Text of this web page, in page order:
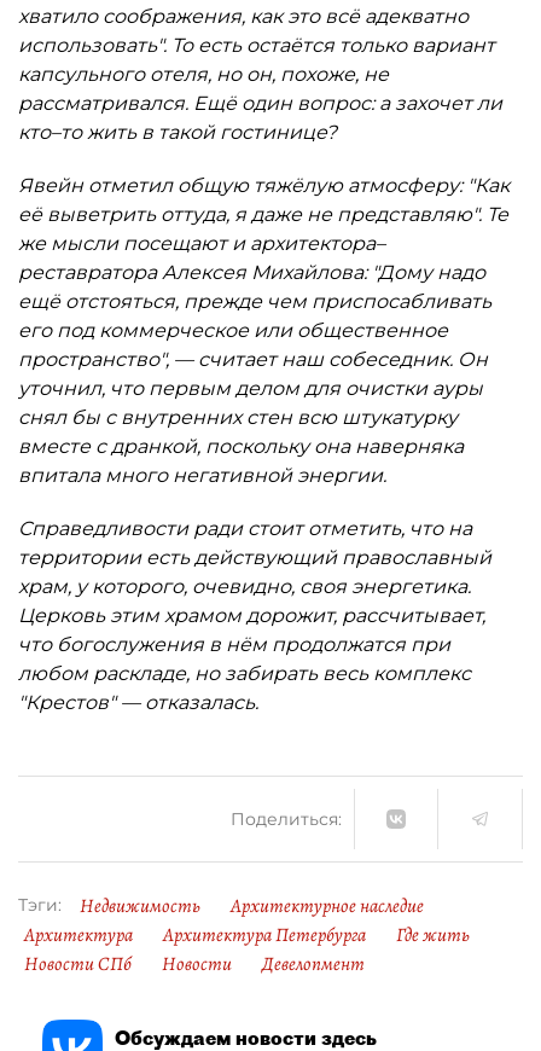
хватило соображения, как это всё адекватно
использовать". То есть остаётся только вариант
капсульного отеля, но он, похоже, не
рассматривался. Ещё один вопрос: а захочет ли
кто–то жить в такой гостинице?
Явейн отметил общую тяжёлую атмосферу: "Как
её выветрить оттуда, я даже не представляю". Те
же мысли посещают и архитектора–
реставратора Алексея Михайлова: "Дому надо
ещё отстояться, прежде чем приспосабливать
его под коммерческое или общественное
пространство", — считает наш собеседник. Он
уточнил, что первым делом для очистки ауры
снял бы с внутренних стен всю штукатурку
вместе с дранкой, поскольку она наверняка
впитала много негативной энергии.
Справедливости ради стоит отметить, что на
территории есть действующий православный
храм, у которого, очевидно, своя энергетика.
Церковь этим храмом дорожит, рассчитывает,
что богослужения в нём продолжатся при
любом раскладе, но забирать весь комплекс
"Крестов" — отказалась.
Поделиться:
Тэги: Недвижимость
Архитектурное наследие
Архитектура
Архитектура Петербурга
Где жить
Новости СПб
Новости Девелопмент
Обсуждаем новости здесь